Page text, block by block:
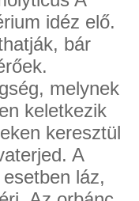
idéz elő.
bár
melynek
keletkezik
keresztül
A
láz,